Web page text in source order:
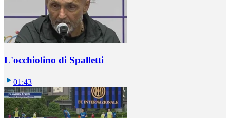
L'occhiolino di Spalletti
01:43